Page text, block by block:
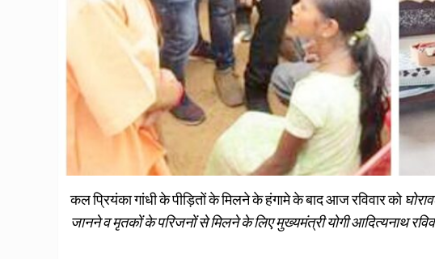
कल प्रियंका गांधी के पीड़ितों के मिलने के हंगामे के बाद आज रविवार को
जानने व मृतकों के परिजनों से मिलने के लिए मुख्यमंत्री योगी आदित्यनाथ